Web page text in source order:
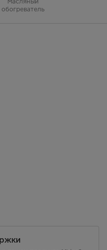
обогреватель